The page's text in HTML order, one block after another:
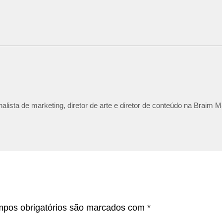
de marketing, diretor de arte e diretor de conteúdo na Braim
obrigatórios são marcados com *